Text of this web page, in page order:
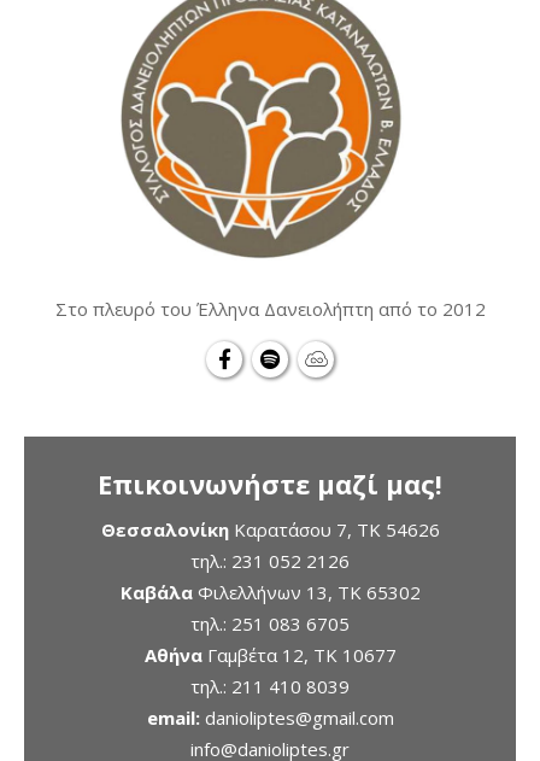
Στο πλευρό του Έλληνα Δανειολήπτη από το 2012
Επικοινωνήστε μαζί μας!
ΘεσσαλονίκηΚαρατάσου 7, TK 54626
τηλ.: 231 052 2126
ΚαβάλαΦιλελλήνων 13, ΤΚ 65302
τηλ.: 251 083 6705
ΑθήναΓαμβέτα 12, ΤΚ 10677
τηλ.: 211 410 8039
email: danioliptes@gmail.com
info@danioliptes.gr